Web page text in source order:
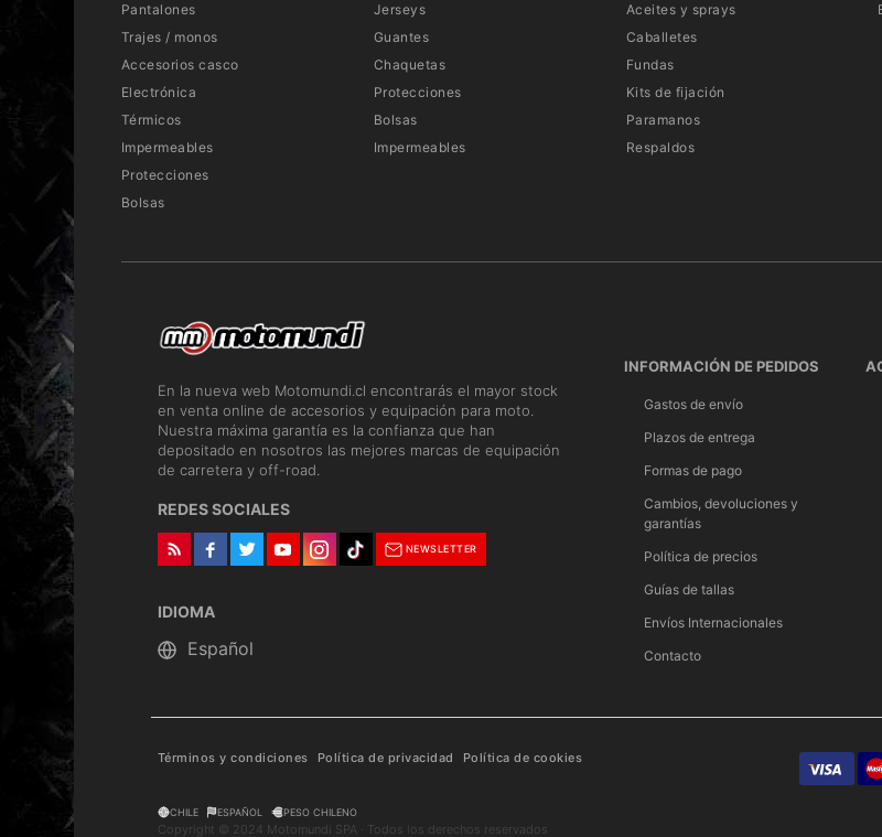
Pantalones
Trajes / monos
Accesorios casco
Electrónica
Térmicos
Impermeables
Protecciones
Bolsas
Jerseys
Guantes
Chaquetas
Protecciones
Bolsas
Impermeables
Aceites y sprays
Caballetes
Fundas
Kits de fijación
Paramanos
Respaldos
En la nueva web Motomundi.cl encontrarás el mayor stock
en venta online de accesorios y equipación para moto.
Nuestra máxima garantía es la confianza que han
depositado en nosotros las mejores marcas de equipación
de carretera y off-road.
REDES SOCIALES
NEWSLETTER
IDIOMA
INFORMACIÓN DE PEDIDOS
Gastos de envío
Plazos de entrega
Formas de pago
Cambios, devoluciones y
garantías
Política de precios
Guías de tallas
Envíos Internacionales
Contacto
Términos y condiciones Política de privacidad Política de cookies
CHILE ESPAÑOL PESO CHILENO
Copyright © 2024 Motomundi SPA · Todos los derechos reservados